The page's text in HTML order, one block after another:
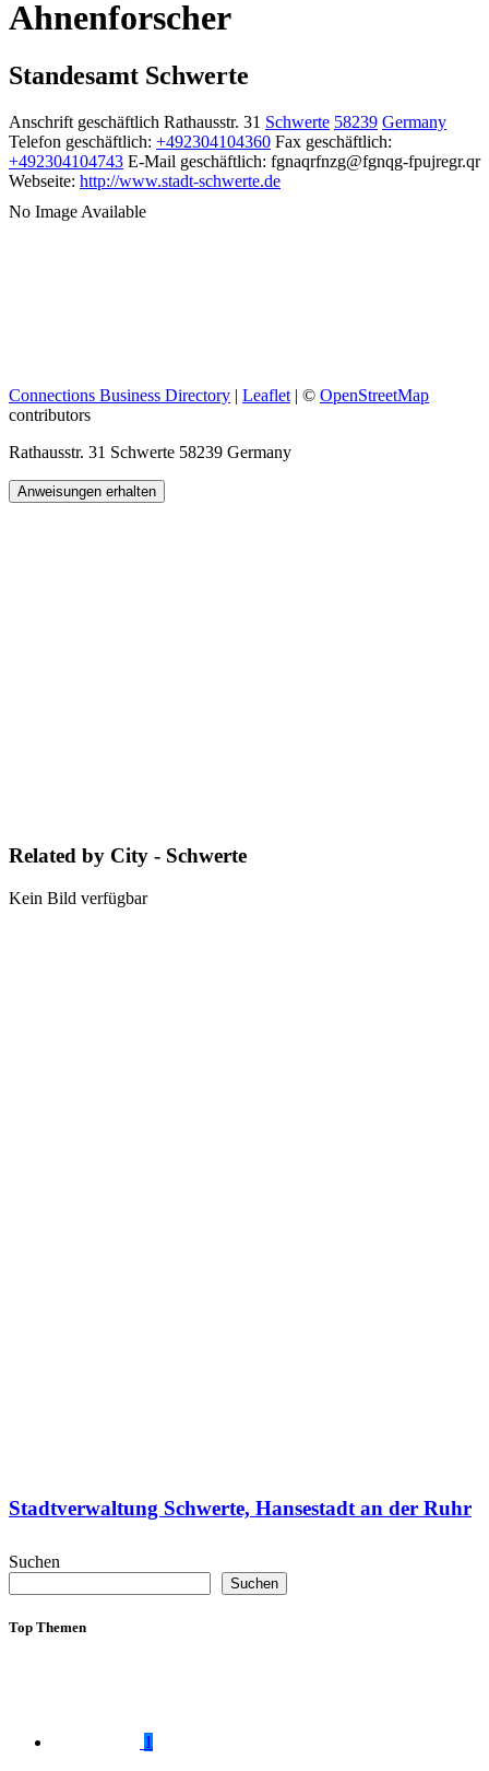
Ahnenforscher
Standesamt Schwerte
Anschrift geschäftlich Rathausstr. 31 Schwerte 58239 Germany
Telefon geschäftlich: +492304104360 Fax geschäftlich:
+492304104743 E-Mail geschäftlich: fgnaqrfnzg@fgnqg-fpujregr.qr
Webseite: http://www.stadt-schwerte.de
No Image Available
Connections Business Directory | Leaflet | © OpenStreetMap
contributors
Rathausstr. 31 Schwerte 58239 Germany
Anweisungen erhalten
Related by City - Schwerte
Kein Bild verfügbar
Stadtverwaltung Schwerte, Hansestadt an der Ruhr
Suchen
Suchen
Top Themen
1